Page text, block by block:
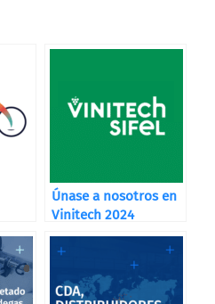
Únase a nosotros en
Vinitech 2024